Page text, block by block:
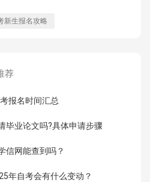
新生报名攻略
荐
报名时间汇总
毕业论文吗?具体申请步骤
信网能查到吗？
年自考会有什么变动？